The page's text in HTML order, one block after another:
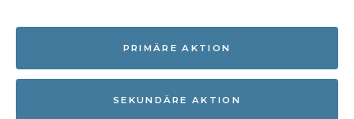
PRIMÄRE AKTION
SEKUNDÄRE AKTION